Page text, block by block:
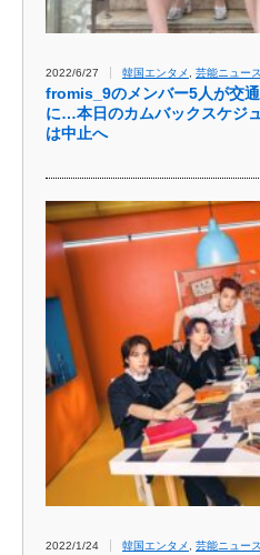
2022/6/27 韓国エンタメ 芸能ニュース
fromis_9のメンバー5人が交
に…本日のカムバックスケジ
は中止へ
2022/1/24 韓国エンタメ 芸能ニュース